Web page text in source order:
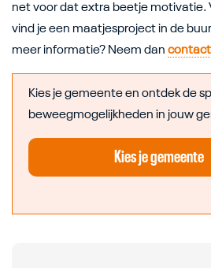
net voor dat extra beetje motivatie.
vind je een maatjesproject in de
meer informatie? Neem dan
Kies je gemeente en ontdek de
beweegmogelijkheden in jouw
Kies je gemeente